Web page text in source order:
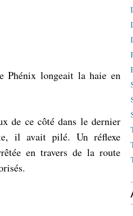
Phénix longeait la haie en
de ce côté dans le dernier
il avait pilé. Un réflexe
en travers de la route